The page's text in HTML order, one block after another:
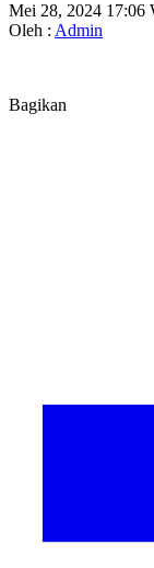
Mei 28, 2024 17:06
Oleh : Admin
Bagikan